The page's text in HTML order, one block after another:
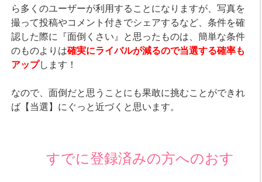
ら多くのユーザーが利用することになりますが、写真を
撮って投稿やコメント付きでシェアするなど、条件を確
認した際に『面倒くさい』と思ったものは、簡単な条件
のものよりは確実にライバルが減るので当選する確率も
アップします！
なので、面倒だと思うことにも果敢に挑むことができれ
ば【当選】にぐっと近づくと思います。
すでに登録済みの方へのおす